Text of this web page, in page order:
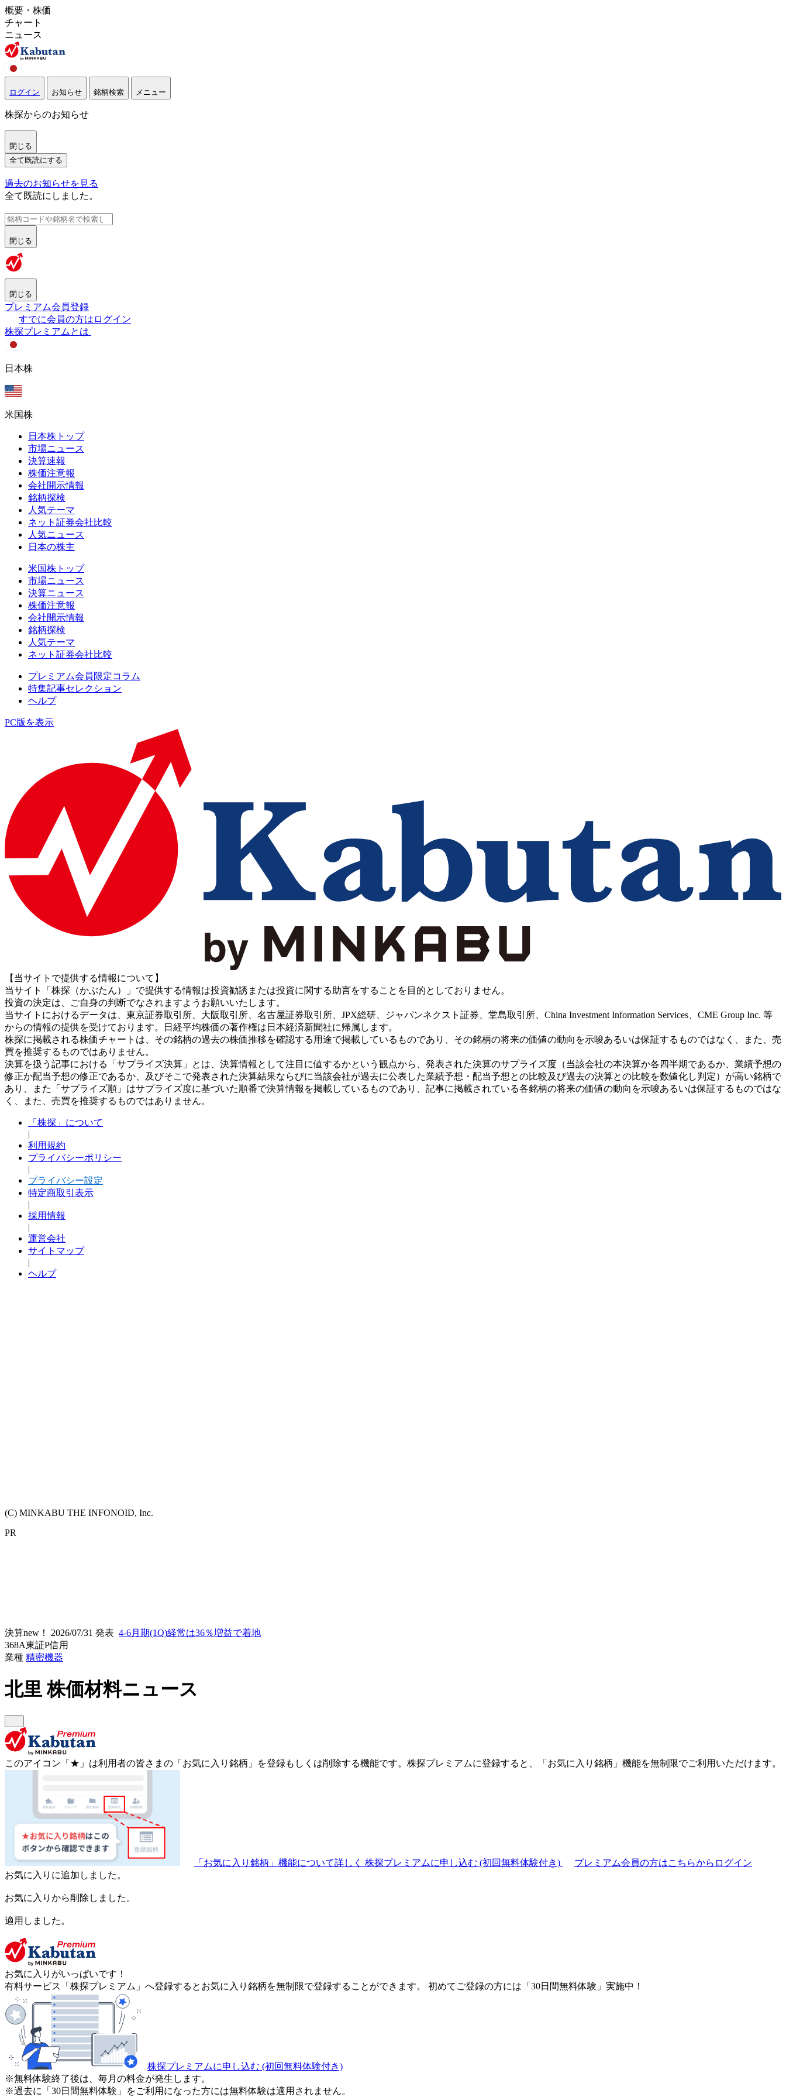
概要・株価
チャート
ニュース
ログイン お知らせ 銘柄検索 メニュー
株探からのお知らせ
閉じる
全て既読にする
過去のお知らせを見る
全て既読にしました。
閉じる
閉じる
プレミアム会員登録
すでに会員の方はログイン
株探プレミアムとは
日本株
米国株
日本株トップ
市場ニュース
決算速報
株価注意報
会社開示情報
銘柄探検
人気テーマ
ネット証券会社比較
人気ニュース
日本の株主
米国株トップ
市場ニュース
決算ニュース
株価注意報
会社開示情報
銘柄探検
人気テーマ
ネット証券会社比較
プレミアム会員限定コラム
特集記事セレクション
ヘルプ
PC版を表示
【当サイトで提供する情報について】
当サイト「株探（かぶたん）」で提供する情報は投資勧誘または投資に関する助言をすることを目的としておりません。
投資の決定は、ご自身の判断でなされますようお願いいたします。
当サイトにおけるデータは、東京証券取引所、大阪取引所、名古屋証券取引所、JPX総研、ジャパンネクスト証券、堂島取引所、China Investment Information Services、CME Group Inc. 等
からの情報の提供を受けております。日経平均株価の著作権は日本経済新聞社に帰属します。
株探に掲載される株価チャートは、その銘柄の過去の株価推移を確認する用途で掲載しているものであり、その銘柄の将来の価値の動向を示唆あるいは保証するものではなく、また、売
買を推奨するものではありません。
決算を扱う記事における「サプライズ決算」とは、決算情報として注目に値するかという観点から、発表された決算のサプライズ度（当該会社の本決算か各四半期であるか、業績予想の
修正か配当予想の修正であるか、及びそこで発表された決算結果ならびに当該会社が過去に公表した業績予想・配当予想との比較及び過去の決算との比較を数値化し判定）が高い銘柄で
あり、また「サプライズ順」はサプライズ度に基づいた順番で決算情報を掲載しているものであり、記事に掲載されている各銘柄の将来の価値の動向を示唆あるいは保証するものではな
く、また、売買を推奨するものではありません。
「株探」について
|
利用規約
プライバシーポリシー
|
プライバシー設定
特定商取引表示
|
採用情報
|
運営会社
サイトマップ
|
ヘルプ
(C) MINKABU THE INFONOID, Inc.
PR
決算new！ 2026/07/31 発表 4-6月期(1Q)経常は36％増益で着地
368A東証P信用
業種 精密機器
北里株価材料ニュース
このアイコン 「★」 は利用者の皆さまの 「お気に入り銘柄」を登録もしくは削除する機能です。 株探プレミアムに登録すると、「お気に入り銘柄」機能を無制限でご利用いただけます。
「お気に入り銘柄」機能について詳しく 株探プレミアムに申し込む (初回無料体験付き)
プレミアム会員の方はこちらからログイン
お気に入りに追加しました。
お気に入りから削除しました。
適用しました。
お気に入りがいっぱいです！
有料サービス「株探プレミアム」へ登録するとお気に入り銘柄を無制限で登録することができます。 初めてご登録の方には「30日間無料体験」実施中！
株探プレミアムに申し込む (初回無料体験付き)
※無料体験終了後は、毎月の料金が発生します。
※過去に「30日間無料体験」をご利用になった方には無料体験は適用されません。